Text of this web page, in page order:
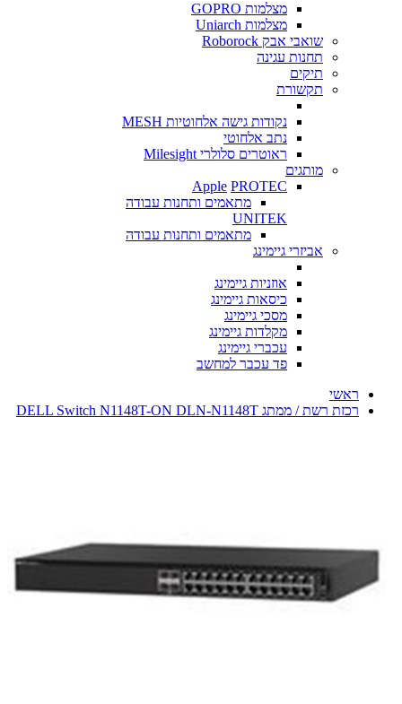
מצלמות GOPRO
מצלמות Uniarch
שואבי אבק Roborock
תחנות עגינה
תיקים
תקשורת
נקודות גישה אלחוטיות MESH
נתב אלחוטי
ראוטרים סלולרי Milesight
מותגים
Apple PROTEC
מתאמים ותחנות עבודה
UNITEK
מתאמים ותחנות עבודה
אביזרי גיימינג
אוזניות גיימינג
כיסאות גיימינג
מסכי גיימינג
מקלדות גיימינג
עכברי גיימינג
פד עכבר למחשב
ראשי
רכזת רשת / ממתג DELL Switch N1148T-ON DLN-N1148T